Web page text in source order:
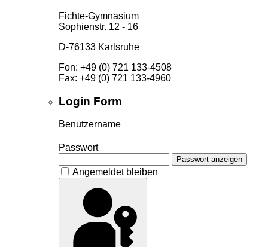
Fichte-Gymnasium
Sophienstr. 12 - 16
D-76133 Karlsruhe
Fon: +49 (0) 721 133-4508
Fax: +49 (0) 721 133-4960
Login Form
Benutzername
Passwort
Passwort anzeigen
Angemeldet bleiben